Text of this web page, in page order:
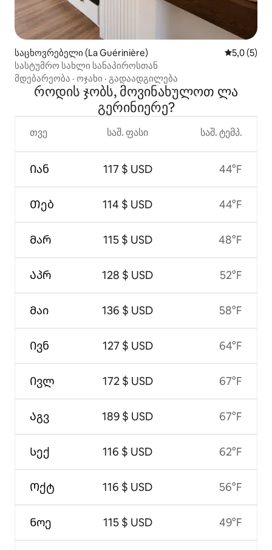
საცხოვრებელი (La Guérinière) საშუალო
5,0 (5)
სასტუმრო სახლი სანაპიროსთან
მდებარეობა · ოჯახი · გადაადგილება
როდის ჯობს, მოვინახულოთ ლა
გერინიერე?
თვე
Იან
Თებ
Მარ
Აპრ
Მაი
Ივნ
Ივლ
Აგვ
Სექ
Ოქტ
Ნოე
საშ. ფასი
117 $ USD
114 $ USD
115 $ USD
128 $ USD
136 $ USD
127 $ USD
172 $ USD
189 $ USD
116 $ USD
116 $ USD
115 $ USD
საშ. ტემპ.
44°F
44°F
48°F
52°F
58°F
64°F
67°F
67°F
62°F
56°F
49°F